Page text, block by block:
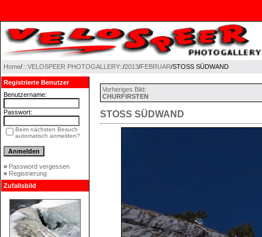
Home/ .::VELOSPEER PHOTOGALLERY::/2013/FEBRUAR/STOSS SÜDWAND
Registrierte Benutzer
Benutzername:
Passwort:
Beim nächsten Besuch
automatisch anmelden?
» Password vergessen
» Registrierung
Zufallsbild
Vorheriges Bild:
CHURFIRSTEN
STOSS SÜDWAND